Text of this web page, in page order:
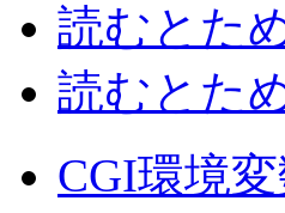
読むとた
読むとた
CGI環境